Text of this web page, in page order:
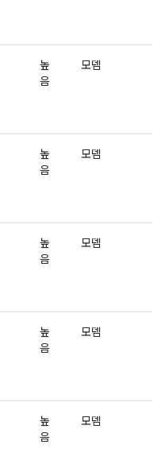
높
음
모뎀
높
음
모뎀
높
음
모뎀
높
음
모뎀
높
음
모뎀